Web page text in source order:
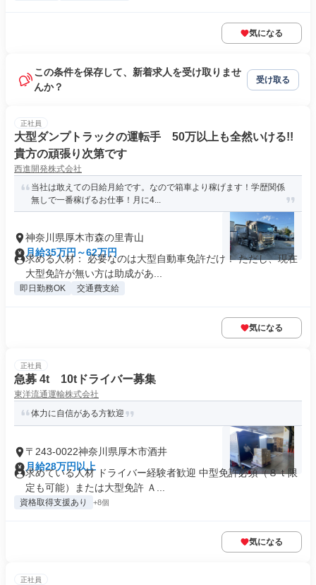
気になる
この条件を保存して、新着求人を受け取りませ
んか？
受け取る
正社員
大型ダンプトラックの運転手 50万以上も全然いける!!
貴方の頑張り次第です
西進開発株式会社
当社は敢えての日給月給です。なので箱車より稼げます！学歴関係
無しで一番稼げるお仕事！月に4...
神奈川県厚木市森の里青山
月給35万円～62万円
求める人材： 必要なのは大型自動車免許だけ！ ただし、現在
大型免許が無い方は助成があ...
即日勤務OK 交通費支給
気になる
正社員
急募 4t 10tドライバー募集
東洋流通運輸株式会社
体力に自信がある方歓迎
〒243-0022神奈川県厚木市酒井
月給28万円以上
求めている人材 ドライバー経験者歓迎 中型免許必須（８ｔ限
定も可能）または大型免許 Ａ...
資格取得支援あり +8個
気になる
正社員